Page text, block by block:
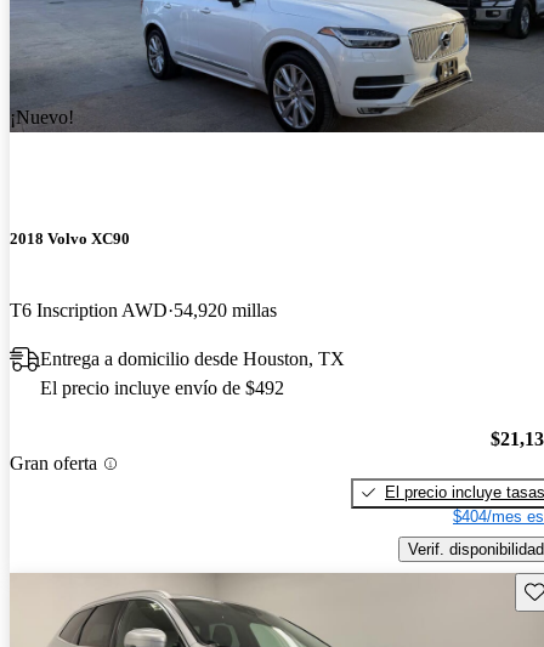
¡Nuevo!
2018 Volvo XC90
T6 Inscription AWD 54,920 millas
Entrega a domicilio desde Houston, TX
El precio incluye envío de $492
Gran oferta
El precio incluye tasas
$404/mes
Verif. disponibilidad